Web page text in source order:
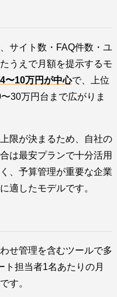
サイト数・FAQ件数・ユ
うえで月額を提示するモ
〜10万円が中心で、上位
30万円台まで広がりま
限が決まるため、自社の
は最安プランで十分活用
、予算管理が重要な企業
適したモデルです。
せ管理を含むツールで多
ト担当者1名あたりの月
す。